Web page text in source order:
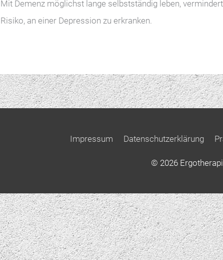
Mit Demenz möglichst lange selbstständig leben,
Risiko, an einer Depression zu erkranken.
Impressum Datenschutzerklärung
© 2026